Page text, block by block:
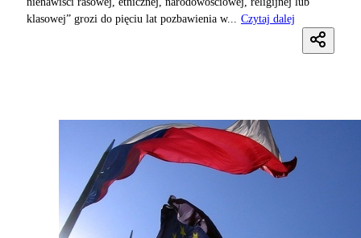
klasowej” grozi do pięciu lat pozbawienia w...
Czytaj dalej